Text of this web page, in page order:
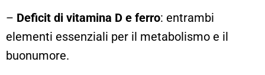
– Deficit di vitamina D e ferro: entrambi
elementi essenziali per il metabolismo e il
buonumore.